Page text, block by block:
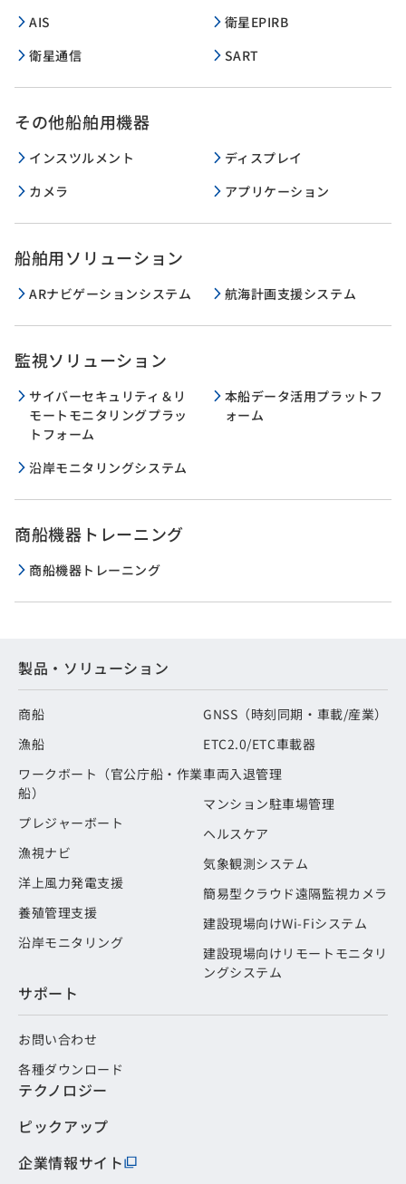
AIS
衛星EPIRB
衛星通信
SART
その他船舶用機器
インスツルメント
ディスプレイ
カメラ
アプリケーション
船舶用ソリューション
ARナビゲーションシステム 航海計画支援システム
監視ソリューション
サイバーセキュリティ＆リ
モートモニタリングプラッ
トフォーム
本船データ活用プラットフ
ォーム
沿岸モニタリングシステム
商船機器トレーニング
商船機器トレーニング
製品・ソリューション
商船
漁船
ワークボート（官公庁船・作業
船）
プレジャーボート
漁視ナビ
洋上風力発電支援
養殖管理支援
沿岸モニタリング
GNSS（時刻同期・車載/産業）
ETC2.0/ETC車載器
車両入退管理
マンション駐車場管理
ヘルスケア
気象観測システム
簡易型クラウド遠隔監視カメラ
建設現場向けWi-Fiシステム
建設現場向けリモートモニタリ
ングシステム
サポート
お問い合わせ
各種ダウンロード
テクノロジー
ピックアップ
企業情報サイト